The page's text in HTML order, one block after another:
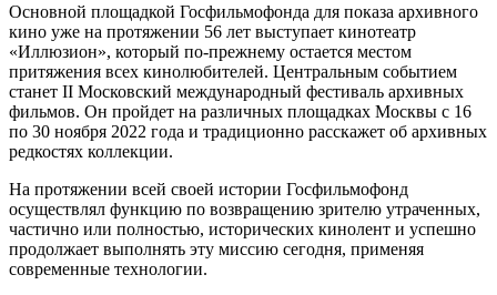
Основной площадкой Госфильмофонда для показа архивного
кино уже на протяжении 56 лет выступает кинотеатр
«Иллюзион», который по-прежнему остается местом
притяжения всех кинолюбителей. Центральным событием
станет II Московский международный фестиваль архивных
фильмов. Он пройдет на различных площадках Москвы с 16
по 30 ноября 2022 года и традиционно расскажет об архивных
редкостях коллекции.
На протяжении всей своей истории Госфильмофонд
осуществлял функцию по возвращению зрителю утраченных,
частично или полностью, исторических кинолент и успешно
продолжает выполнять эту миссию сегодня, применяя
современные технологии.